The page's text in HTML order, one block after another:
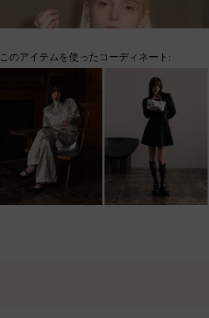
このアイテムを使ったコーディネート: